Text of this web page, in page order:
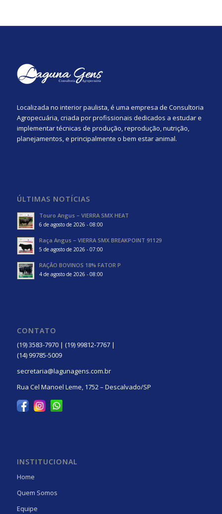
Localizada no interior paulista, é uma empresa de Consultoria
Agropecuária, criada por profissionais dedicados a estudar e
implementar técnicas de produção, reprodução, nutrição,
planejamentos, e principalmente o bem estar animal.
ÚLTIMAS NOTÍCIAS
Touro Angus – VIERRA SMX HEAT
6 de agosto de 2026 - 08:00
Raça Angus – VIERRA SMX BREAKPOINT 91129
5 de agosto de 2026 - 07:00
RAÇÃO BOVINOS 18% FATOR P
4 de agosto de 2026 - 08:00
CONTATO
(19) 3583-7970 | (19) 99812-7767 |
(14) 99785-5009
secretaria@lagunagens.com.br
Rua Cel Manoel Leme, 1752 – Descalvado/SP
INSTITUCIONAL
Home
Quem Somos
Equipe